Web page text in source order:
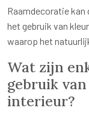
Raamdecoratie kan
het gebruik van
waarop het
Wat zijn
gebruik
interieur?